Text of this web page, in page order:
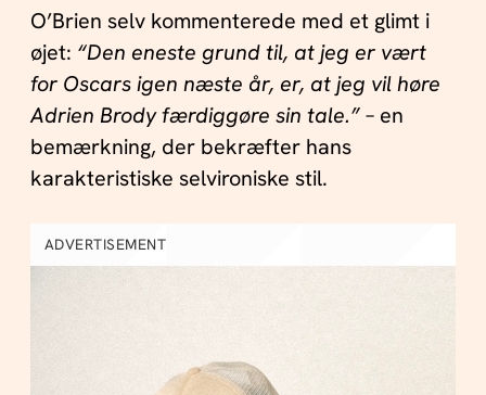
O’Brien selv kommenterede med et glimt i
øjet: “Den eneste grund til, at jeg er vært
for Oscars igen næste år, er, at jeg vil høre
Adrien Brody færdiggøre sin tale.”– en
bemærkning, der bekræfter hans
karakteristiske selvironiske stil.
ADVERTISEMENT